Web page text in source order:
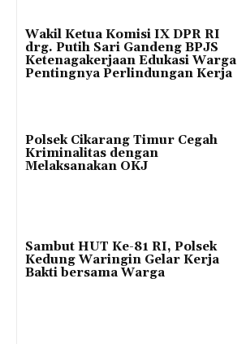
Wakil Ketua Komisi IX DPR RI
drg. Putih Sari Gandeng BPJS
Ketenagakerjaan Edukasi Warga
Pentingnya Perlindungan Kerja
Polsek Cikarang Timur Cegah
Kriminalitas dengan
Melaksanakan OKJ
Sambut HUT Ke-81 RI, Polsek
Kedung Waringin Gelar Kerja
Bakti bersama Warga